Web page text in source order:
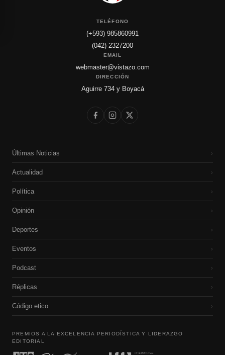
TELÉFONO
(+593) 985860991
(042) 2327200
EMAIL
webmaster@vistazo.com
DIRECCIÓN
Aguirre 734 y Boyacá
Últimas Noticias ›
Actualidad ›
Política ›
Opinión ›
Deportes ›
Eventos ›
Podcast ›
Réplicas ›
Código etico ›
PREMIOS A LA EXCELENCIA PERIODÍSTICA Y LIDERAZGO
EDITORIAL